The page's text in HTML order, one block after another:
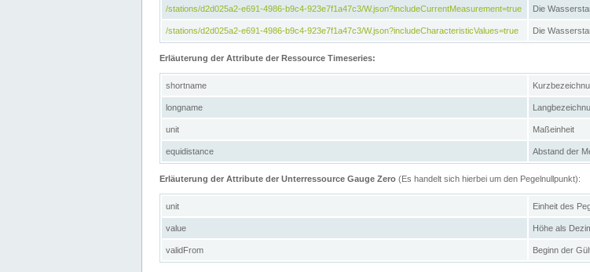
/stations/d2d025a2-e691-4986-b9c4-923e7f1a47c3/W.json?includeCurrentMeasurement=true Die
/stations/d2d025a2-e691-4986-b9c4-923e7f1a47c3/W.json?includeCharacteristicValues=true Die
Erläuterung der Attribute der Ressource Timeseries:
shortname
longname
unit Maßeinheit
equidistance Abstand der
Erläuterung der Attribute der Unterressource Gauge Zero (Es handelt sich hierbei um den Pegelnullpunkt):
unit Einheit des
value Höhe als
validFrom Beginn der